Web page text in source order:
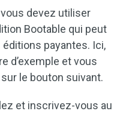
devez utiliser
Bootable qui peut
payantes. Ici,
d’exemple et vous
le bouton suivant.
et inscrivez-vous au